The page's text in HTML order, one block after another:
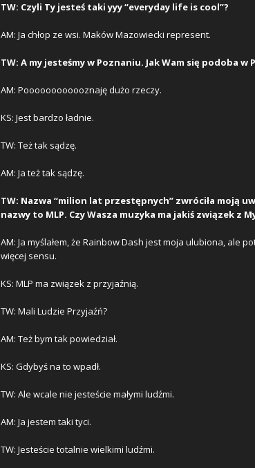
TW: Czyli Ty jesteś taki yyy “everyday life is cool”?
AM: Ja chłop ze wsi. Maków Mazowiecki represent.
TW: A my jesteśmy w Poznaniu. Jak Wam się podoba w
AM: Poooooooooooznaję dużo rzeczy.
KS: Jest bardzo ładnie.
TW: Też tak sądzę.
AM: Ja też tak sądzę.
TW: Nazwa “milion lat przestępnych” zwróciła moją
nazwy to MLP. Czy Wasza muzyka ma jakiś związek z
AM: Ja myślałem, że Rainbow Dash jest moja ulubiona, ale
więcej sensu.
KS: MLP ma związek z przyjaźnią.
TW: Mali Ludzie Przyjaźń?
AM: Też bym tak powiedział.
KS: Gdybyś na to wpadł.
TW: Ale wcale nie jesteście małymi ludźmi.
AM: Ja jestem taki tyci.
TW: Jesteście totalnie wielkimi ludźmi.